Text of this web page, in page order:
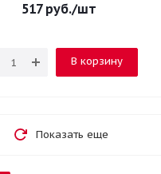
517руб./шт
В корзину
Показать еще